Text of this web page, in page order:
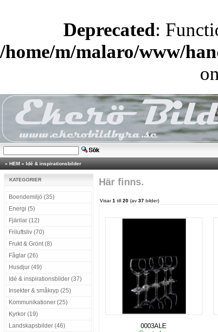
Deprecated:
/home/m/malaro/www/
» HEM » Idé & inspirationsbilder
KATEGORIER
Boendemiljö (35)
Energi (5)
Fjärilar (12)
Friluftsliv (70)
Frukt & Grönt (8)
Fåglar (26)
Husdjur (49)
Idé & inspirationsbilder (37)
Insekter & småkryp (25)
Kommunikationer (25)
Kyrkor (19)
Landskapsbilder (46)
Här finns.
Visar1 till 20 (av 37 bilder)
0003ALE